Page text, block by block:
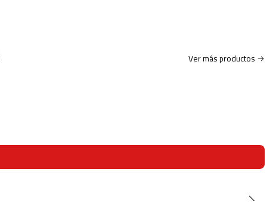
Ver más productos